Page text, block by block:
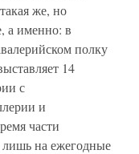
же, но
а именно: в
полку
14
с
и
части
лишь на ежегодные